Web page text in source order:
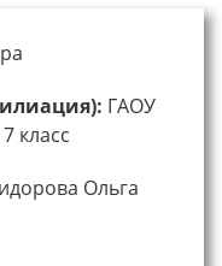
ГАОУ
класс
Ольга